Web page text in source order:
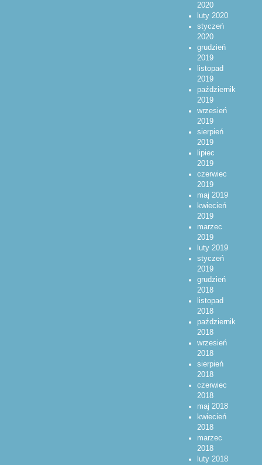
2020
luty 2020
styczeń
2020
grudzień
2019
listopad
2019
październik
2019
wrzesień
2019
sierpień
2019
lipiec
2019
czerwiec
2019
maj 2019
kwiecień
2019
marzec
2019
luty 2019
styczeń
2019
grudzień
2018
listopad
2018
październik
2018
wrzesień
2018
sierpień
2018
czerwiec
2018
maj 2018
kwiecień
2018
marzec
2018
luty 2018